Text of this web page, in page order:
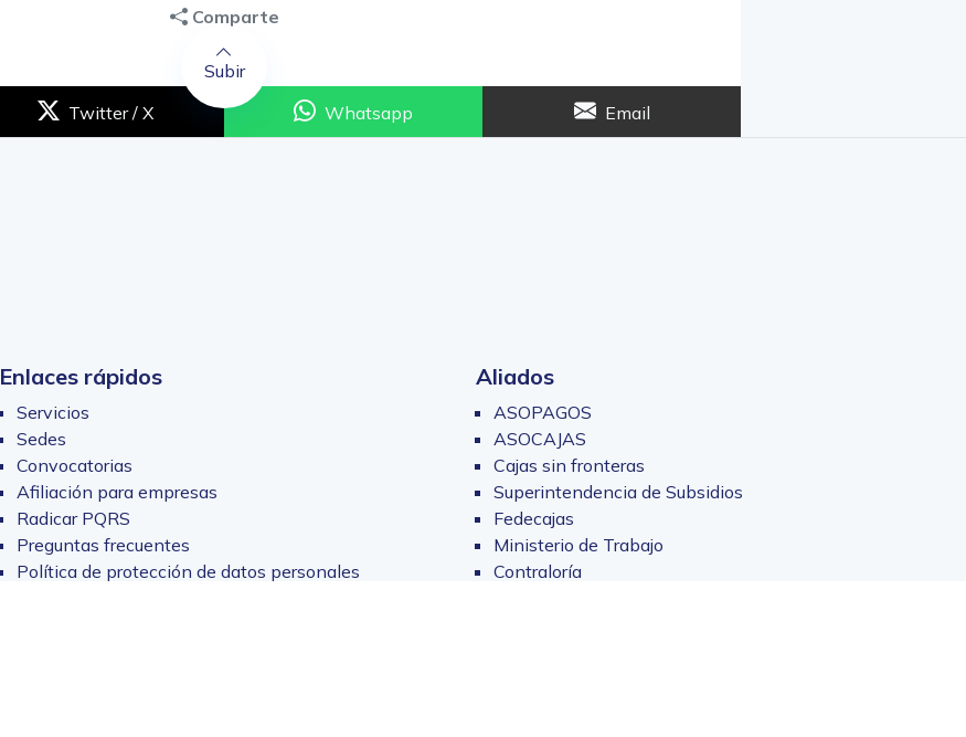
Comparte
Twitter / X Whatsapp Email
Subir
Enlaces rápidos
Servicios
Sedes
Convocatorias
Afiliación para empresas
Radicar PQRS
Preguntas frecuentes
Política de protección de datos personales
Aliados
ASOPAGOS
ASOCAJAS
Cajas sin fronteras
Superintendencia de Subsidios
Fedecajas
Ministerio de Trabajo
Contraloría